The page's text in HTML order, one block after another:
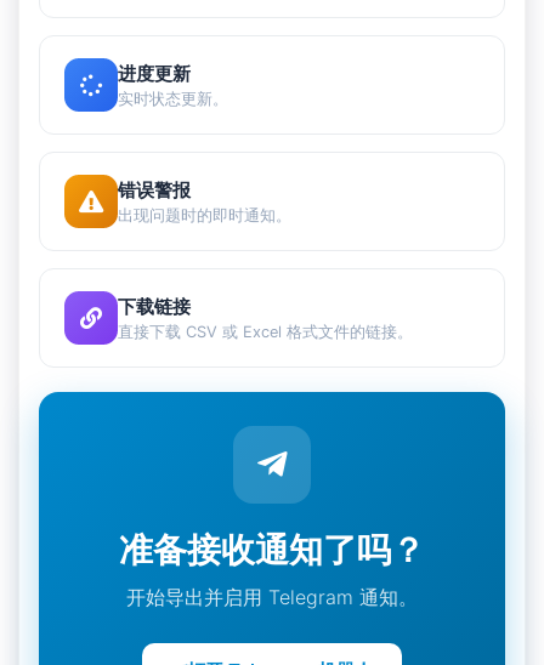
进度更新
实时状态更新。
错误警报
出现问题时的即时通知。
下载链接
直接下载 CSV 或 Excel 格式文件的链接。
准备接收通知了吗？
开始导出并启用 Telegram 通知。